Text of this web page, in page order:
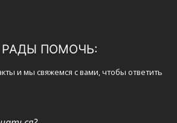
ПОМОЧЬ:
и мы свяжемся с вами, чтобы ответить